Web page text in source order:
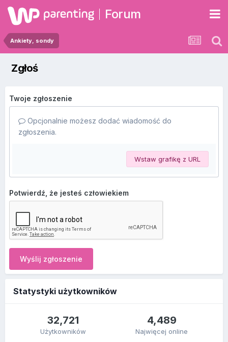
Forum
Ankiety, sondy
Zgłoś
Twoje zgłoszenie
Opcjonalnie możesz dodać wiadomość do
zgłoszenia.
Wstaw grafikę z URL
Potwierdź, że jesteś człowiekiem
Wyślij zgłoszenie
Statystyki użytkowników
32,721
Użytkowników
4,489
Najwięcej online